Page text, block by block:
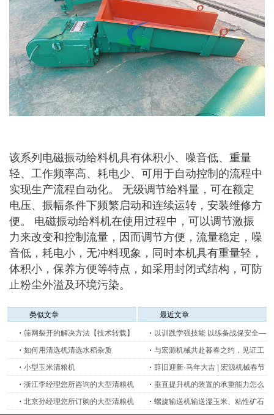
该系列 电磁振动给料机具有体积小、噪音低、重量
轻、工作频率高、耗电少、可用于自动控制的流程中
实现生产流程自动化。 无级调节给料量，可在额定
电压、振幅条件下频繁启动和连续运转，安装维修方
便。 电磁振动给料机在使用过程中，可以调节激振
力来改变和控制流量，因而调节方便，流量稳定，噪
音低，耗电小，无冲料现象，同时本机具有重量轻，
体积小，保养方便等特点，如采用封闭式结构，可防
止粉尘外溢及环境污染。
类似文章
・ 筛网裂开的解决方法【技术转载】
・ 如何用清选机清选水稻杂质
・ 小型玉米清粮机
・ 浙江李经理您所咨询的大型清粮机
询价表已收到
・ 北京孙经理您所订购的大型清粮机
最近文章
・ 以训践学强技能 以练备战保安全—
新乡宏源机械开展生产消防安全培训
及消防演练
・ 与宏源机械共赴暮春之约，见证工
业创新的力量
・ 辞旧迎新·马年大吉 | 宏源机械春节
放假安排公告
・ 垂直提升机的装置的承重能力怎么
选？和物料密度有关系吗？
・ 螺旋输送机输送湿玉米、粘性矿石